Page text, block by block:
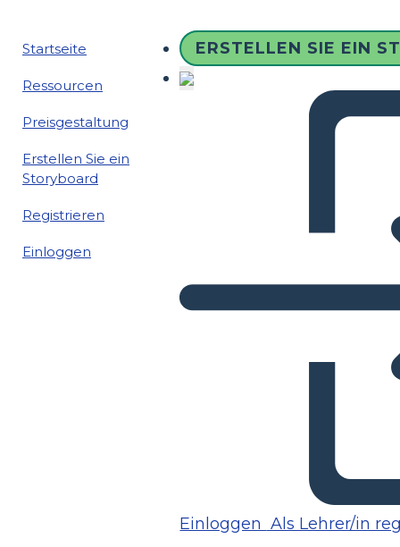
Startseite
Ressourcen
Preisgestaltung
Erstellen Sie ein
Storyboard
Registrieren
Einloggen
ERSTELLEN SIE EIN
Einloggen Als Lehrer/in